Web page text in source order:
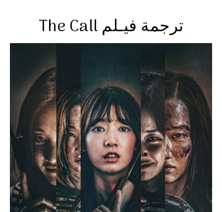
The Call ترجمة فيـلم